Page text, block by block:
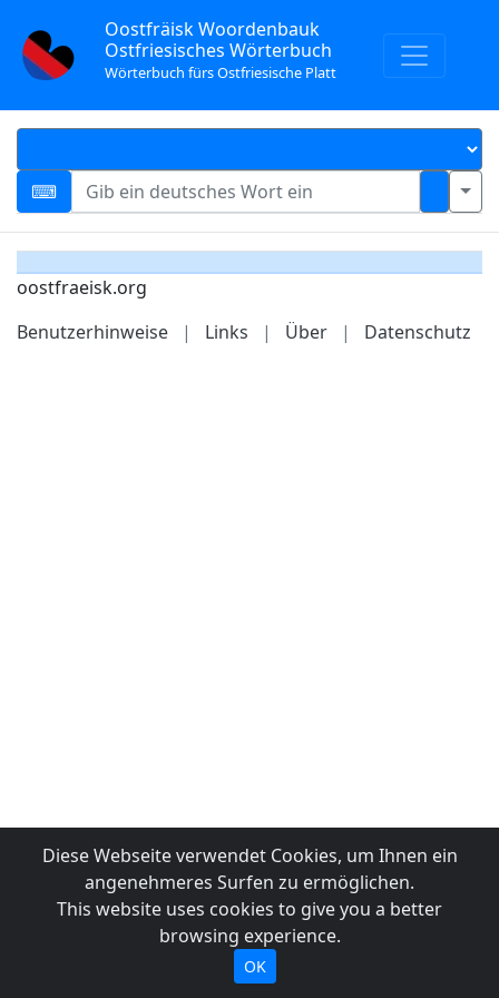
Oostfräisk Woordenbauk
Ostfriesisches Wörterbuch
Wörterbuch fürs Ostfriesische Platt
oostfraeisk.org
Benutzerhinweise
| Links | Über | Datenschutz
Diese Webseite verwendet Cookies, um Ihnen ein
angenehmeres Surfen zu ermöglichen.
This website uses cookies to give you a better
browsing experience.
OK